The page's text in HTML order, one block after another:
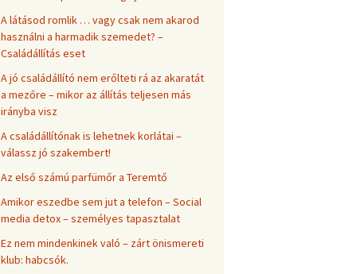
A látásod romlik … vagy csak nem akarod
használni a harmadik szemedet? –
Családállítás eset
A jó családállító nem erőlteti rá az akaratát
a mezőre – mikor az állítás teljesen más
irányba visz
A családállítónak is lehetnek korlátai –
válassz jó szakembert!
Az első számú parfümőr a Teremtő
Amikor eszedbe sem jut a telefon – Social
media detox – személyes tapasztalat
Ez nem mindenkinek való – zárt önismereti
klub: habcsók.